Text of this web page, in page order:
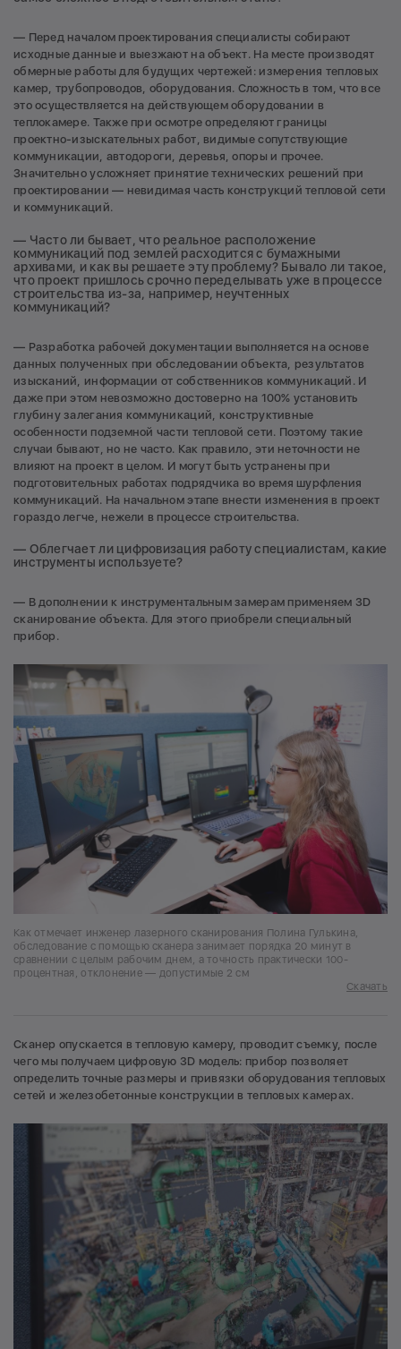
— Перед началом проектирования специалисты собирают
исходные данные и выезжают на объект. На месте производят
обмерные работы для будущих чертежей: измерения тепловых
камер, трубопроводов, оборудования. Сложность в том, что все
это осуществляется на действующем оборудовании в
теплокамере. Также при осмотре определяют границы
проектно-изыскательных работ, видимые сопутствующие
коммуникации, автодороги, деревья, опоры и прочее.
Значительно усложняет принятие технических решений при
проектировании — невидимая часть конструкций тепловой сети
и коммуникаций.
— Часто ли бывает, что реальное расположение
коммуникаций под землей расходится с бумажными
архивами, и как вы решаете эту проблему? Бывало ли такое,
что проект пришлось срочно переделывать уже в процессе
строительства из-за, например, неучтенных
коммуникаций?
— Разработка рабочей документации выполняется на основе
данных полученных при обследовании объекта, результатов
изысканий, информации от собственников коммуникаций. И
даже при этом невозможно достоверно на 100% установить
глубину залегания коммуникаций, конструктивные
особенности подземной части тепловой сети. Поэтому такие
случаи бывают, но не часто. Как правило, эти неточности не
влияют на проект в целом. И могут быть устранены при
подготовительных работах подрядчика во время шурфления
коммуникаций. На начальном этапе внести изменения в проект
гораздо легче, нежели в процессе строительства.
— Облегчает ли цифровизация работу специалистам, какие
инструменты используете?
— В дополнении к инструментальным замерам применяем 3D
сканирование объекта. Для этого приобрели специальный
прибор.
Как отмечает инженер лазерного сканирования Полина Гулькина,
обследование с помощью сканера занимает порядка 20 минут в
сравнении с целым рабочим днем, а точность практически 100-
процентная, отклонение — допустимые 2 см
Скачать
Сканер опускается в тепловую камеру, проводит съемку, после
чего мы получаем цифровую 3D модель: прибор позволяет
определить точные размеры и привязки оборудования тепловых
сетей и железобетонные конструкции в тепловых камерах.